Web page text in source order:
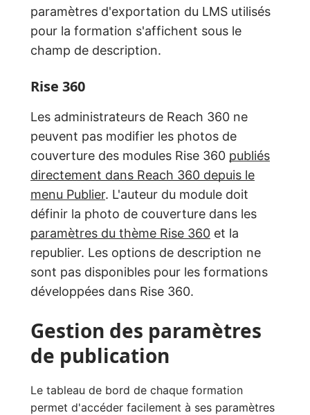
paramètres d'exportation du LMS utilisés
pour la formation s'affichent sous le
champ de description.
Rise 360
Les administrateurs de Reach 360 ne
peuvent pas modifier les photos de
couverture des modules Rise 360 publiés
directement dans Reach 360 depuis le
menu Publier. L'auteur du module doit
définir la photo de couverture dans les
paramètres du thème Rise 360 et la
republier. Les options de description ne
sont pas disponibles pour les formations
développées dans Rise 360.
Gestion des paramètres
de publication
Le tableau de bord de chaque formation
permet d'accéder facilement à ses paramètres